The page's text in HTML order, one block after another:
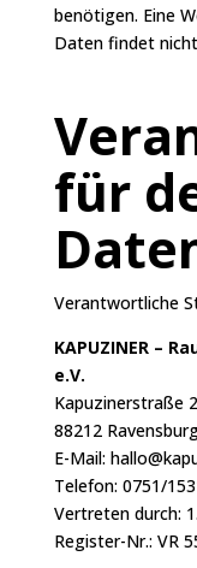
benötigen. Eine
Daten findet
für
Verantwortliche
KAPUZINER –
e.V.
Kapuzinerstraße
88212
E-Mail:
Telefon: 0751/
Vertreten durch:
Register-Nr.: VR